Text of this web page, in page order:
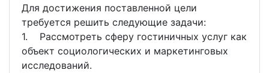
Для достижения поставленной цели
требуется решить следующие задачи:
1. Рассмотреть сферу гостиничных услуг как
объект социологических и маркетинговых
исследований.